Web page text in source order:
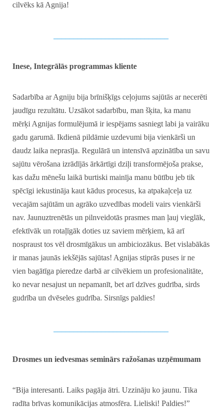
cilvēks kā Agnija!
Inese, Integrālās programmas kliente
Sadarbība ar Agniju bija brīnišķīgs ceļojums sajūtās ar necerēti
jaudīgu rezultātu. Uzsākot sadarbību, man šķita, ka manu
mērķi Agnijas formulējumā ir iespējams sasniegt labi ja vairāku
gadu garumā. Ikdienā pildāmie uzdevumi bija vienkārši un
daudz laika neprasīja. Regulārā un intensīvā apzinātība un savu
sajūtu vērošana izrādījās ārkārtīgi dziļi transformējoša prakse,
kas dažu mēnešu laikā burtiski mainīja manu būtību jeb tik
spēcīgi iekustināja kaut kādus procesus, ka atpakaļceļa uz
vecajām sajūtām un agrāko uzvedības modeli vairs vienkārši
nav. Jaunuztrenētās un pilnveidotās prasmes man ļauj vieglāk,
efektīvāk un rotaļīgāk doties uz saviem mērķiem, kā arī
nospraust tos vēl drosmīgākus un ambiciozākus. Bet vislabākās
ir manas jaunās iekšējās sajūtas! Agnijas stiprās puses ir ne
vien bagātīga pieredze darbā ar cilvēkiem un profesionalitāte,
ko nevar nesajust un nepamanīt, bet arī dzīves gudrība, sirds
gudrība un dvēseles gudrība. Sirsnīgs paldies!
Drosmes un iedvesmas seminārs ražošanas uzņēmumam
“Bija interesanti. Laiks pagāja ātri. Uzzināju ko jaunu. Tika
radīta brīvas komunikācijas atmosfēra. Lieliski! Paldies!”